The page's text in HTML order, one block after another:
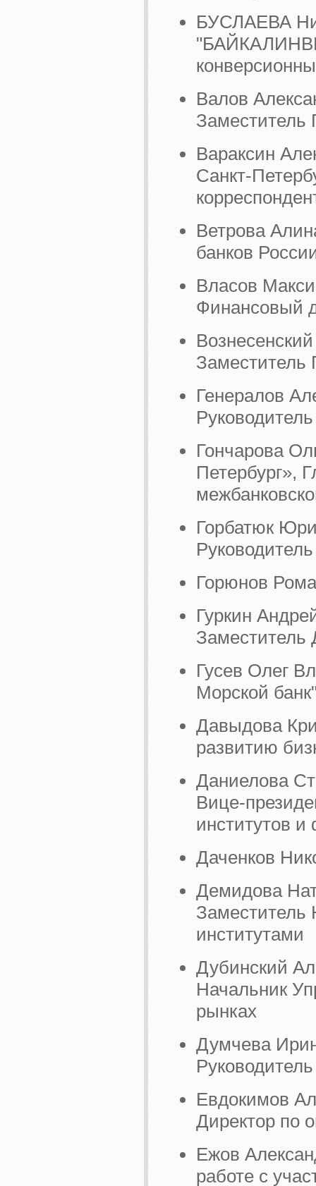
БУСЛАЕВА
Валов
Заместитель
Вараксин
Санкт-
Ветрова
банков
Власов
Финансовый
Заместитель
Генералов
Гончарова
Петербург»,
Горбатюк
Горюнов
Гуркин
Заместитель
Гусев Олег
Морской
Давыдова
развитию
Даниелова
Вице-
институтов и
Даченков
Демидова
Заместитель
институтами
Дубинский
Начальник
рынках
Думчева
Евдокимов
Директор по
Ежов
работе с